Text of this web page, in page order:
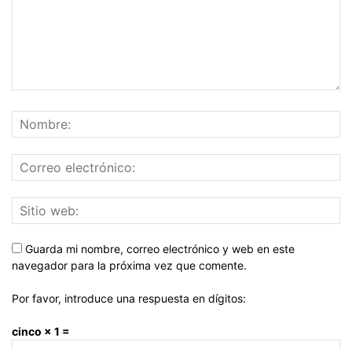
Guarda mi nombre, correo electrónico y web en este
navegador para la próxima vez que comente.
Por favor, introduce una respuesta en dígitos:
cinco × 1 =